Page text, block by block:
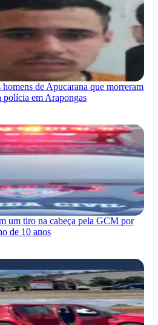
de Apucarana que morreram
polícia em Arapongas
um tiro na cabeça pela GCM por
de 10 anos